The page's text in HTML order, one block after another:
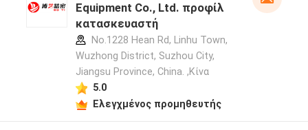
Equipment Co., Ltd. προφίλ
κατασκευαστή
No.1228 Hean Rd, Linhu Town,
Wuzhong District, Suzhou City,
Jiangsu Province, China. ,Κίνα
5.0
Ελεγχμένος προμηθευτής